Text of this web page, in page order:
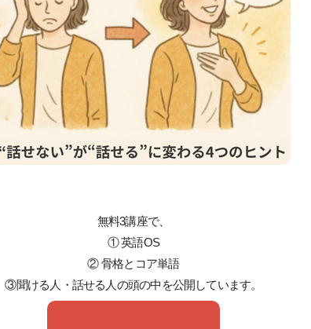
無料3講座で、
① 英語OS
② 骨格とコア単語
③聞ける人・話せる人の頭の中を公開しています。